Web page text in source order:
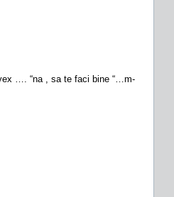
…. “na , sa te faci bine “…m-